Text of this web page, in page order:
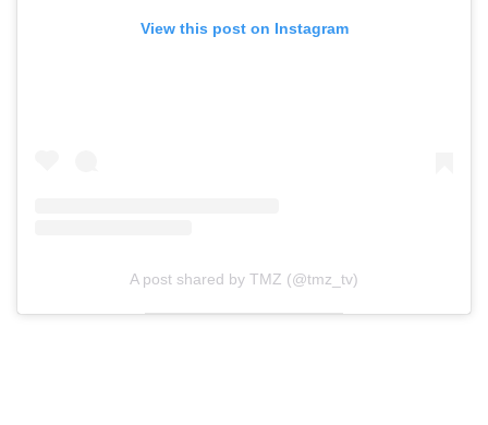
View this post on Instagram
A post shared by TMZ (@tmz_tv)